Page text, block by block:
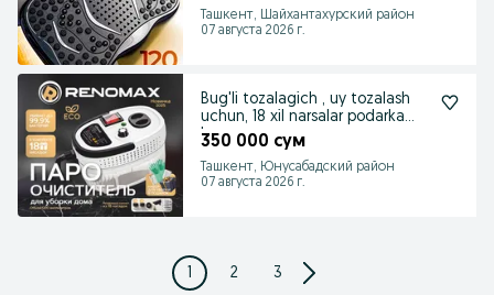
Ташкент, Шайхантахурский район
07 августа 2026 г.
Bug'li tozalagich , uy tozalash
uchun, 18 xil narsalar podarka
bor
350 000 сум
Ташкент, Юнусабадский район
07 августа 2026 г.
1 2 3